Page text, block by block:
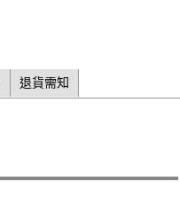
退貨需知